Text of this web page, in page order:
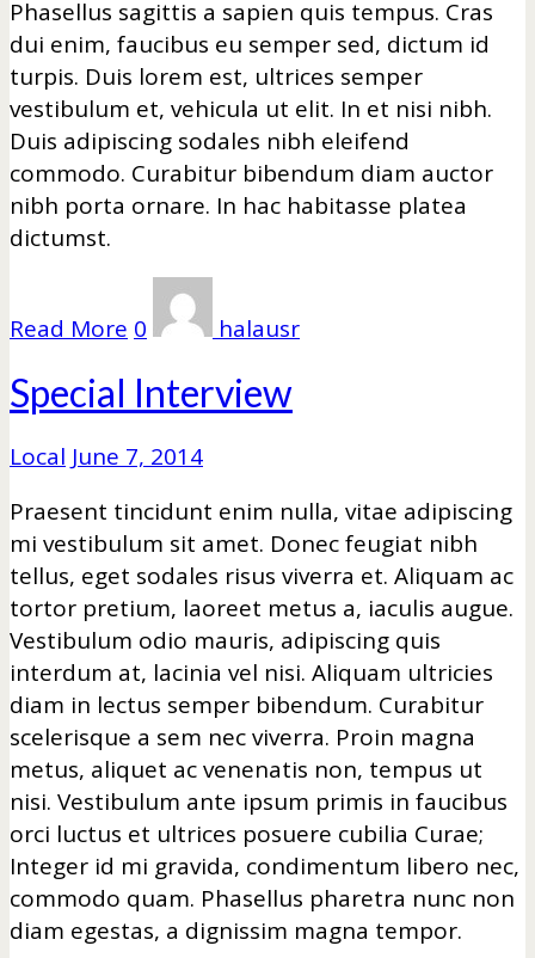
Phasellus sagittis a sapien quis tempus. Cras
dui enim, faucibus eu semper sed, dictum id
turpis. Duis lorem est, ultrices semper
vestibulum et, vehicula ut elit. In et nisi nibh.
Duis adipiscing sodales nibh eleifend
commodo. Curabitur bibendum diam auctor
nibh porta ornare. In hac habitasse platea
dictumst.
Read More 0 halausr
Special Interview
Local June 7, 2014
Praesent tincidunt enim nulla, vitae adipiscing
mi vestibulum sit amet. Donec feugiat nibh
tellus, eget sodales risus viverra et. Aliquam ac
tortor pretium, laoreet metus a, iaculis augue.
Vestibulum odio mauris, adipiscing quis
interdum at, lacinia vel nisi. Aliquam ultricies
diam in lectus semper bibendum. Curabitur
scelerisque a sem nec viverra. Proin magna
metus, aliquet ac venenatis non, tempus ut
nisi. Vestibulum ante ipsum primis in faucibus
orci luctus et ultrices posuere cubilia Curae;
Integer id mi gravida, condimentum libero nec,
commodo quam. Phasellus pharetra nunc non
diam egestas, a dignissim magna tempor.